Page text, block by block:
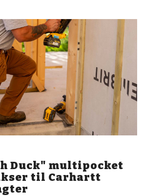
Duck" multipocket
til Carhartt